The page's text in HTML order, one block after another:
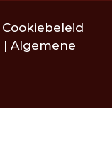
Cookiebeleid
| Algemene